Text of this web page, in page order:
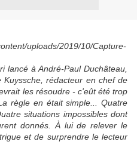
lancé à André-Paul Duchâteau,
rédacteur en chef de
les résoudre - c'eût été trop
règle en était simple... Quatre
situations impossibles dont
donnés. À lui de relever le
et de surprendre le lecteur